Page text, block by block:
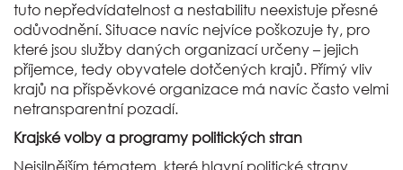
tuto nepředvídatelnost a nestabilitu neexistuje přesné
odůvodnění. Situace navíc nejvíce poškozuje ty, pro
které jsou služby daných organizací určeny – jejich
příjemce, tedy obyvatele dotčených krajů. Přímý vliv
krajů na příspěvkové organizace má navíc často velmi
netransparentní pozadí.
Krajské volby a programy politických stran
Nejsilnějším tématem, které hlavní politické strany